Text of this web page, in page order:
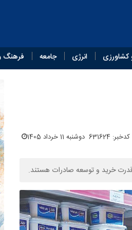
کشاورزی انرژی جامعه فرهنگ
کدخبر: 631624 دوشنبه 11 خرداد 1405
خرید و توسعه صادرات هستند.